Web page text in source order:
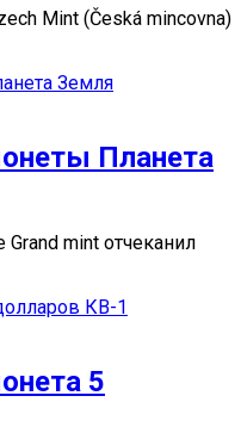
Mint (Česká mincovna)
Планета
mint отчеканил
5